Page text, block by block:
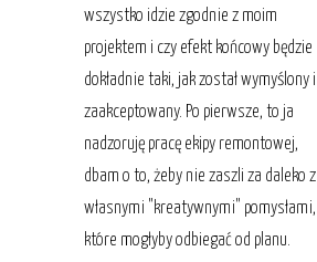
wszystko idzie zgodnie z moim
projektem i czy efekt końcowy będzie
dokładnie taki, jak został wymyślony i
zaakceptowany. Po pierwsze, to ja
nadzoruję pracę ekipy remontowej,
dbam o to, żeby nie zaszli za daleko z
własnymi "kreatywnymi" pomysłami,
które mogłyby odbiegać od planu.